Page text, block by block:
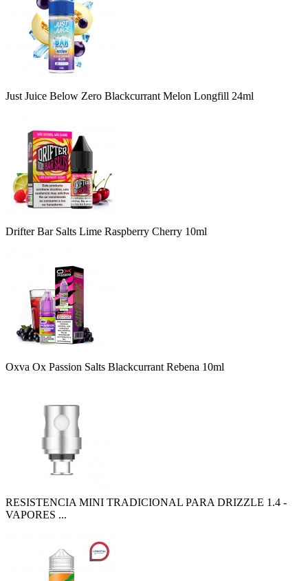
Just Juice Below Zero Blackcurrant Melon Longfill 24ml
Drifter Bar Salts Lime Raspberry Cherry 10ml
Oxva Ox Passion Salts Blackcurrant Rebena 10ml
RESISTENCIA MINI TRADICIONAL PARA DRIZZLE 1.4 -
VAPORES ...